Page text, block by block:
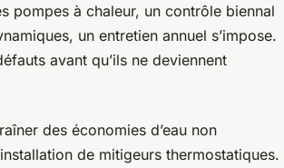
pompes à chaleur, un contrôle biennal
un entretien annuel s’impose.
avant qu’ils ne deviennent
des économies d’eau non
de mitigeurs thermostatiques.